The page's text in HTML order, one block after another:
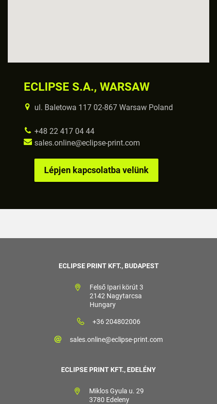
ECLIPSE S.A., WARSAW
ul. Baletowa 117 02-867 Warsaw Poland
+48 22 417 04 44
sales.online@eclipse-print.com
Lépjen kapcsolatba velünk
ECLIPSE PRINT KFT., BUDAPEST
Felső Ipari körút 3
2142 Nagytarcsa
Hungary
+36 204802006
sales.online@eclipse-print.com
ECLIPSE PRINT KFT., EDELÉNY
Miklos Gyula u. 29
3780 Edeleny